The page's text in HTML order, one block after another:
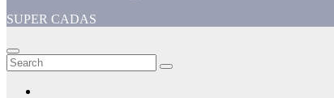
SUPER CADAS